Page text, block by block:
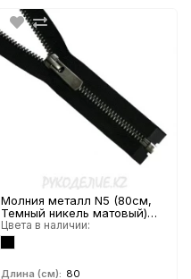
Молния металл N5 (80см,
Темный никель матовый)
YKK
Цвета в наличии:
Длина (см): 80